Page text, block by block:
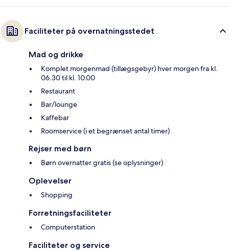
Faciliteter på overnatningsstedet
Mad og drikke
Komplet morgenmad (tillægsgebyr) hver morgen fra kl.
06.30 til kl. 10.00
Restaurant
Bar/lounge
Kaffebar
Roomservice (i et begrænset antal timer)
Rejser med børn
Børn overnatter gratis (se oplysninger)
Oplevelser
Shopping
Forretningsfaciliteter
Computerstation
Faciliteter og service